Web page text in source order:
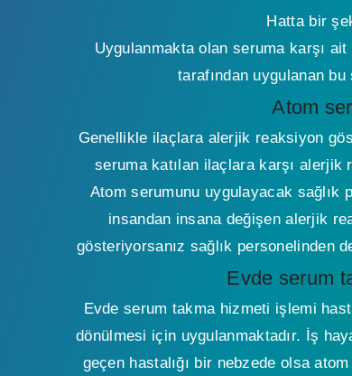
Hatta bir
Uygulanmakta olan seruma karşı
tarafından uygulanan
Atom
Genellikle ilaçlara alerjik reaksiyon
seruma katılan ilaçlara karşı
Atom serumunu uygulayacak sağlık
insandan insana değişen alerjik
gösteriyorsanız sağlık personelinden
Evde serum
Evde serum takma hizmeti işlemi
dönülmesi için uygulanmaktadır. İş
geçen hastalığı bir nebzede olsa